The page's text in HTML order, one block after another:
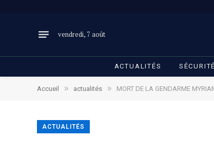
vendredi, 7 août
ACTUALITÉS SÉCURITÉ
Accueil » actualités » MORT DE LA GENDARME
ACTUALITÉS